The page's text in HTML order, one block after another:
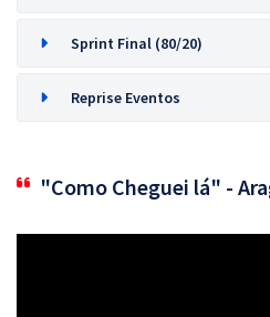
Sprint Final (80/20)
Reprise Eventos
"Como Cheguei lá" -